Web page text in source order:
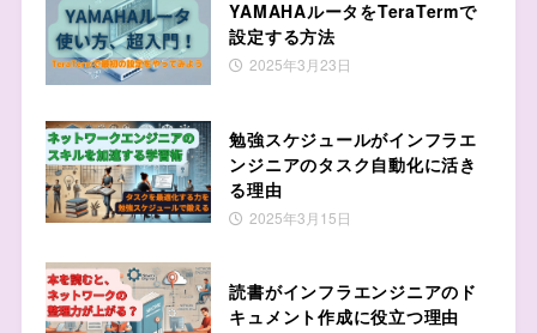
YAMAHAルータをTeraTermで
設定する方法
2025年3月23日
勉強スケジュールがインフラエ
ンジニアのタスク自動化に活き
る理由
2025年3月15日
読書がインフラエンジニアのド
キュメント作成に役立つ理由